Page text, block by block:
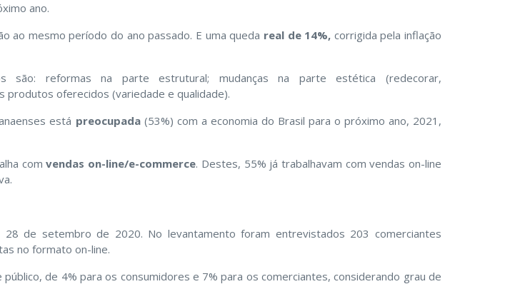
ano.
ao mesmo período do ano passado. E uma queda real de 14%, corrigida pela inflação
reformas na parte estrutural; mudanças na parte estética (redecorar,
produtos oferecidos (variedade e qualidade).
está preocupada (53%) com a economia do Brasil para o próximo ano, 2021,
comvendas on-line/e-commerce. Destes, 55% já trabalhavam com vendas on-line
de setembro de 2020. No levantamento foram entrevistados 203 comerciantes
no formato on-line.
de 4% para os consumidores e 7% para os comerciantes, considerando grau de